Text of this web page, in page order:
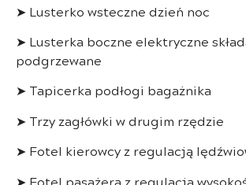
➤ Lusterko wsteczne dzień noc
➤ Lusterka boczne elektryczne
podgrzewane
➤ Tapicerka podłogi bagażnika
➤ Trzy zagłówki w drugim rzędzie
➤ Fotel kierowcy z regulacją